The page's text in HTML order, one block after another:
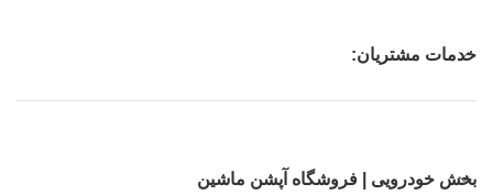
خدمات مشتریان:
بخش خودرویی | فروشگاه آپشن ماشین